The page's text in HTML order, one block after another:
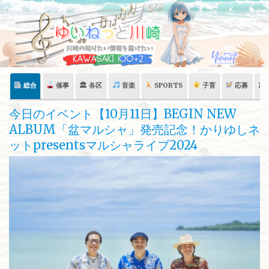
Skip
content
総合 催事 🏛 各区 音楽 SPORTS 子育 応募 🏛
今日のイベント【10月11日】BEGIN NEW
ALBUM「盆マルシャ」発売記念！かりゆしネ
ットpresentsマルシャライブ2024